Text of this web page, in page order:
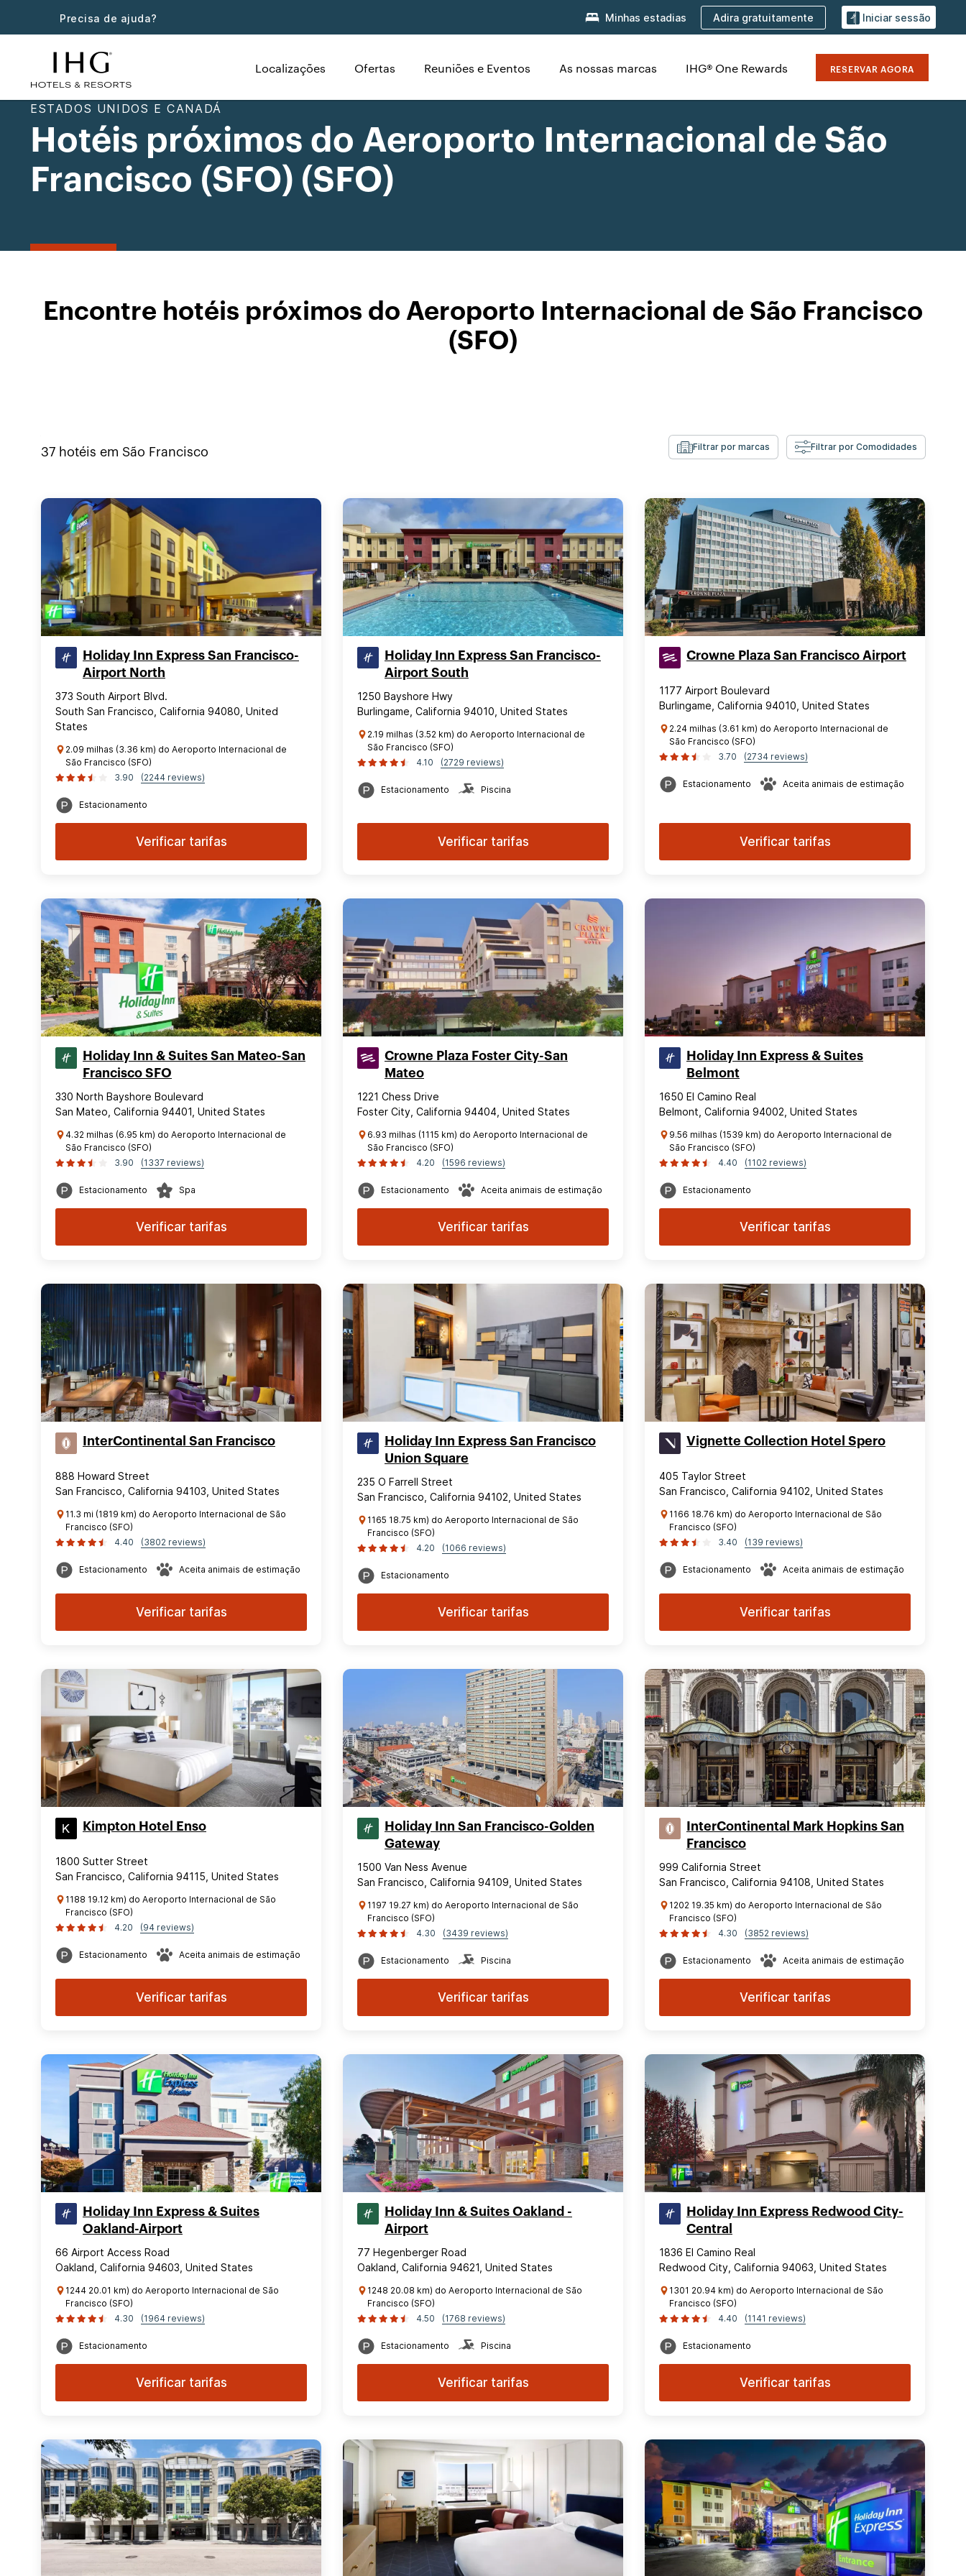
Precisa de ajuda? Minhas estadias Adira gratuitamente Iniciar sessão
Localizações Ofertas Reuniões e Eventos As nossas marcas IHG® One Rewards RESERVAR AGORA
ESTADOS UNIDOS E CANADÁ
Hotéis próximos do Aeroporto Internacional de São
Francisco (SFO) (SFO)
Encontre hotéis próximos do Aeroporto Internacional de São Francisco
(SFO)
37 hotéis em São Francisco Filtrar por marcas Filtrar por Comodidades
Holiday Inn Express San Francisco-
Airport North
373 South Airport Blvd.
South San Francisco, California 94080, United
States
2.09 milhas (3.36 km) do Aeroporto Internacional de
São Francisco (SFO)
3.90
(2244 reviews)
Estacionamento
Verificar tarifas
Holiday Inn Express San Francisco-
Airport South
1250 Bayshore Hwy
Burlingame, California 94010, United States
2.19 milhas (3.52 km) do Aeroporto Internacional de
São Francisco (SFO)
4.10
(2729 reviews)
Estacionamento Piscina
Verificar tarifas
Crowne Plaza San Francisco Airport
1177 Airport Boulevard
Burlingame, California 94010, United States
2.24 milhas (3.61 km) do Aeroporto Internacional de
São Francisco (SFO)
3.70
(2734 reviews)
Estacionamento Aceita animais de estimação
Verificar tarifas
Holiday Inn & Suites San Mateo-San
Francisco SFO
330 North Bayshore Boulevard
San Mateo, California 94401, United States
4.32 milhas (6.95 km) do Aeroporto Internacional de
São Francisco (SFO)
3.90
(1337 reviews)
Estacionamento Spa
Verificar tarifas
Crowne Plaza Foster City-San
Mateo
1221 Chess Drive
Foster City, California 94404, United States
6.93 milhas (1115 km) do Aeroporto Internacional de
São Francisco (SFO)
4.20
(1596 reviews)
Estacionamento Aceita animais de estimação
Verificar tarifas
Holiday Inn Express & Suites
Belmont
1650 El Camino Real
Belmont, California 94002, United States
9.56 milhas (1539 km) do Aeroporto Internacional de
São Francisco (SFO)
4.40
(1102 reviews)
Estacionamento
Verificar tarifas
InterContinental San Francisco
888 Howard Street
San Francisco, California 94103, United States
11.3 mi (1819 km) do Aeroporto Internacional de São
Francisco (SFO)
4.40
(3802 reviews)
Estacionamento Aceita animais de estimação
Verificar tarifas
Holiday Inn Express San Francisco
Union Square
235 O Farrell Street
San Francisco, California 94102, United States
1165 18.75 km) do Aeroporto Internacional de São
Francisco (SFO)
4.20
(1066 reviews)
Estacionamento
Verificar tarifas
Vignette Collection Hotel Spero
405 Taylor Street
San Francisco, California 94102, United States
1166 18.76 km) do Aeroporto Internacional de São
Francisco (SFO)
3.40
(139 reviews)
Estacionamento Aceita animais de estimação
Verificar tarifas
Kimpton Hotel Enso
1800 Sutter Street
San Francisco, California 94115, United States
1188 19.12 km) do Aeroporto Internacional de São
Francisco (SFO)
4.20
(94 reviews)
Estacionamento Aceita animais de estimação
Verificar tarifas
Holiday Inn San Francisco-Golden
Gateway
1500 Van Ness Avenue
San Francisco, California 94109, United States
1197 19.27 km) do Aeroporto Internacional de São
Francisco (SFO)
4.30
(3439 reviews)
Estacionamento Piscina
Verificar tarifas
InterContinental Mark Hopkins San
Francisco
999 California Street
San Francisco, California 94108, United States
1202 19.35 km) do Aeroporto Internacional de São
Francisco (SFO)
4.30
(3852 reviews)
Estacionamento Aceita animais de estimação
Verificar tarifas
Holiday Inn Express & Suites
Oakland-Airport
66 Airport Access Road
Oakland, California 94603, United States
1244 20.01 km) do Aeroporto Internacional de São
Francisco (SFO)
4.30
(1964 reviews)
Estacionamento
Verificar tarifas
Holiday Inn & Suites Oakland -
Airport
77 Hegenberger Road
Oakland, California 94621, United States
1248 20.08 km) do Aeroporto Internacional de São
Francisco (SFO)
4.50
(1768 reviews)
Estacionamento Piscina
Verificar tarifas
Holiday Inn Express Redwood City-
Central
1836 El Camino Real
Redwood City, California 94063, United States
1301 20.94 km) do Aeroporto Internacional de São
Francisco (SFO)
4.40
(1141 reviews)
Estacionamento
Verificar tarifas